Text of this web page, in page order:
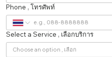
Phone , โทรศัพท์
Select a Service , เลือกบริการ